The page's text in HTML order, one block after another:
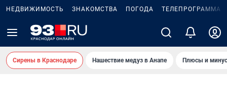
НЕДВИЖИМОСТЬ ЗНАКОМСТВА ПОГОДА ТЕЛЕПРОГРАММА
Сирены в Краснодаре Нашествие медуз в Анапе Плюсы и